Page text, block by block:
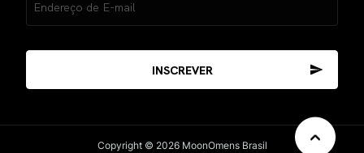
(obrigatório)
Copyright © 2026 MoonOmens Brasil